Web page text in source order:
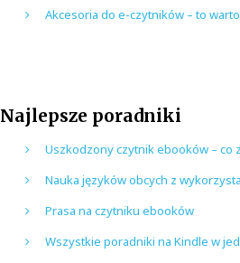
Akcesoria do e-czytników – to
Najlepsze poradniki
Uszkodzony czytnik ebooków – co
Nauka języków obcych z
Prasa na czytniku ebooków
Wszystkie poradniki na Kindle w